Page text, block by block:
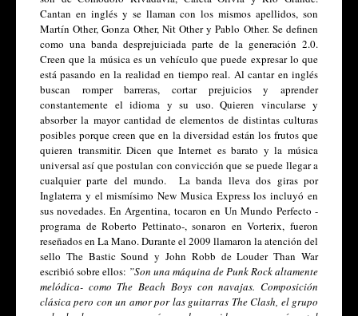
Cantan en inglés y se llaman con los mismos apellidos, son
Martín Other, Gonza Other, Nit Other y Pablo Other. Se definen
como una banda desprejuiciada parte de la generación 2.0.
Creen que la música es un vehículo que puede expresar lo que
está pasando en la realidad en tiempo real. Al cantar en inglés
buscan romper barreras, cortar prejuicios y aprender
constantemente el idioma y su uso. Quieren vincularse y
absorber la mayor cantidad de elementos de distintas culturas
posibles porque creen que en la diversidad están los frutos que
quieren transmitir. Dicen que Internet es barato y la música
universal así que postulan con convicción que se puede llegar a
cualquier parte del mundo.  La banda lleva dos giras por
Inglaterra y el mismísimo New Musica Express los incluyó en
sus novedades. En Argentina, tocaron en Un Mundo Perfecto -
programa de Roberto Pettinato-, sonaron en Vorterix, fueron
reseñados en La Mano. Durante el 2009 llamaron la atención del
sello The Bastic Sound y John Robb de Louder Than War
escribió sobre ellos: ”Son una máquina de Punk Rock altamente
melódica- como The Beach Boys con navajas. Composición
clásica pero con un amor por las guitarras The Clash, el grupo